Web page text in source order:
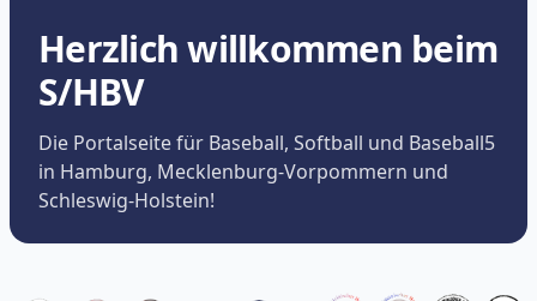
Herzlich willkommen beim
S/HBV
Die Portalseite für Baseball, Softball und Baseball5
in Hamburg, Mecklenburg-Vorpommern und
Schleswig-Holstein!